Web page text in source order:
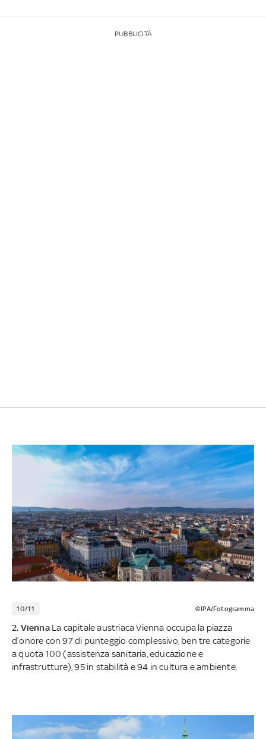
PUBBLICITÀ
10/11 ©IPA/Fotogramma
2. ViennaLa capitale austriaca Vienna occupa la piazza
d’onore con 97 di punteggio complessivo, ben tre categorie
a quota 100 (assistenza sanitaria, educazione e
infrastrutture), 95 in stabilità e 94 in cultura e ambiente.